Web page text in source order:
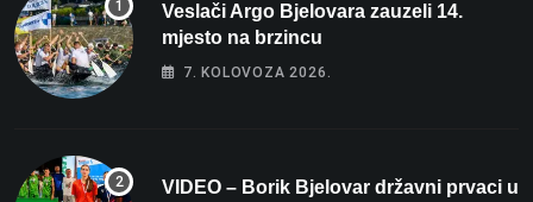
Veslači Argo Bjelovara zauzeli 14.
mjesto na brzincu
7. KOLOVOZA 2026.
VIDEO – Borik Bjelovar državni prvaci u